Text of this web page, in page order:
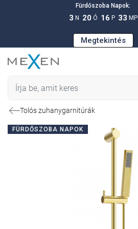
Fürdőszoba Napok:
3 N 20 Ó 16 P 32 MP
Megtekintés
Tolós zuhanygarnitúrák
FÜRDŐSZOBA NAPOK